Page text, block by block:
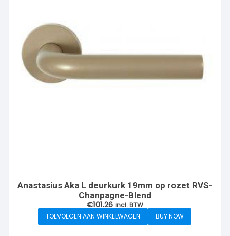
Anastasius Aka L deurkurk 19mm op rozet RVS-
Chanpagne-Blend
€101.26 incl. BTW
TOEVOEGEN AAN WINKELWAGEN
BUY NOW